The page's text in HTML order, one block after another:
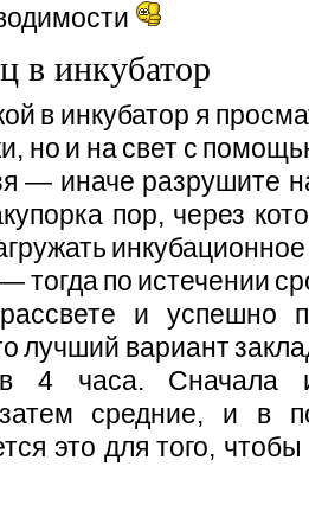
в инкубатор
в инкубатор я
но и на свет с
— иначе разрушите
пор, через
тогда по истечении
и успешно
лучший вариант
в 4 часа. Сначала
средние, и в
это для того,